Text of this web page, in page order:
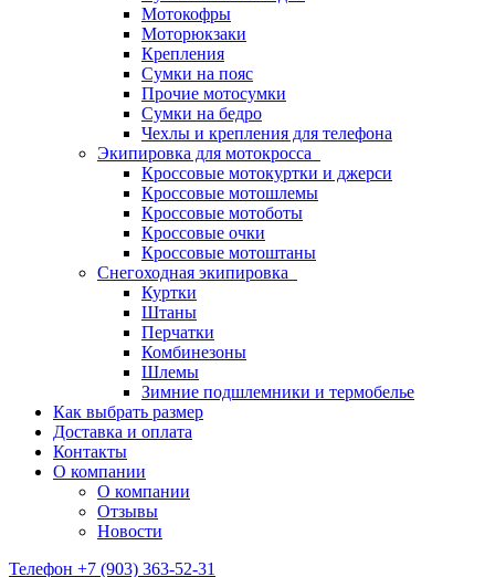
Мотокофры
Моторюкзаки
Крепления
Сумки на пояс
Прочие мотосумки
Сумки на бедро
Чехлы и крепления для телефона
Экипировка для мотокросса
Кроссовые мотокуртки и джерси
Кроссовые мотошлемы
Кроссовые мотоботы
Кроссовые очки
Кроссовые мотоштаны
Снегоходная экипировка
Куртки
Штаны
Перчатки
Комбинезоны
Шлемы
Зимние подшлемники и термобелье
Как выбрать размер
Доставка и оплата
Контакты
О компании
О компании
Отзывы
Новости
Телефон +7 (903) 363-52-31